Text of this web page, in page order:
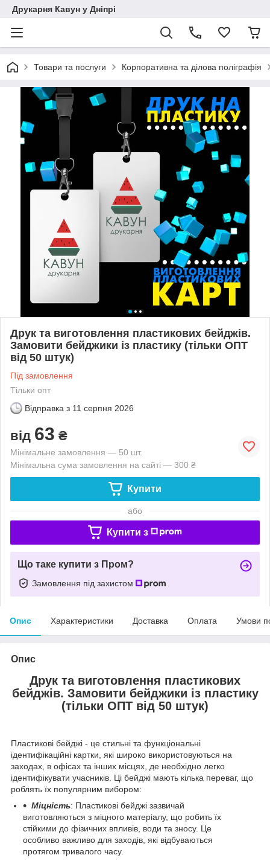
Друкарня Кавун у Дніпрі
Товари та послуги Корпоративна та ділова поліграфія
Друк та виготовлення пластикових бейджів.
Замовити бейджики із пластику (тільки ОПТ
від 50 штук)
Під замовлення
Тільки опт
Відправка з 11 серпня 2026
від 63 ₴
Мінімальне замовлення — 50 шт.
Мінімальна сума замовлення на сайті — 300 ₴
Купити
або
Купити з
Що таке купити з Пром?
Замовлення під захистом
Опис Характеристики Доставка Оплата Умови
Опис
Друк та виготовлення пластикових
бейджів. Замовити бейджики із пластику
(тільки ОПТ від 50 штук)
Пластикові бейджі - це стильні та функціональні
ідентифікаційні картки, які широко використовуються на
заходах, в офісах та інших місцях, де необхідно легко
ідентифікувати учасників. Ці бейджі мають кілька переваг, що
роблять їх популярним вибором:
Міцність: Пластикові бейджі зазвичай
виготовляються з міцного матеріалу, що робить їх
стійкими до фізичних впливів, води та зносу. Це
особливо важливо для заходів, які відбуваються
протягом тривалого часу.